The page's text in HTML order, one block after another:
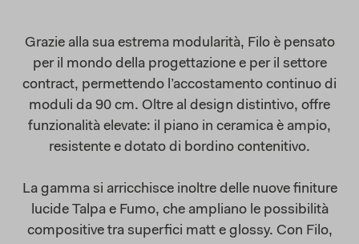
Grazie alla sua estrema modularità, Filo è pensato
per il mondo della progettazione e per il settore
contract, permettendo l’accostamento continuo di
moduli da 90 cm. Oltre al design distintivo, offre
funzionalità elevate: il piano in ceramica è ampio,
resistente e dotato di bordino contenitivo.
La gamma si arricchisce inoltre delle nuove finiture
lucide Talpa e Fumo, che ampliano le possibilità
compositive tra superfici matt e glossy. Con Filo,